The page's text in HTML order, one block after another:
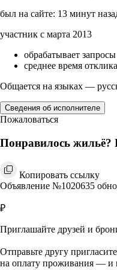
был на сайте: 13 минут
участник с марта 2013
обрабатывает запросы
среднее время
Общается на языках —
Сведения об исполнителе
Пожаловаться
Понравилось жильё?
Копировать ссылку
Объявление №1020635
₽
Приглашайте друзей и
Отправьте другу
на оплату проживания — и